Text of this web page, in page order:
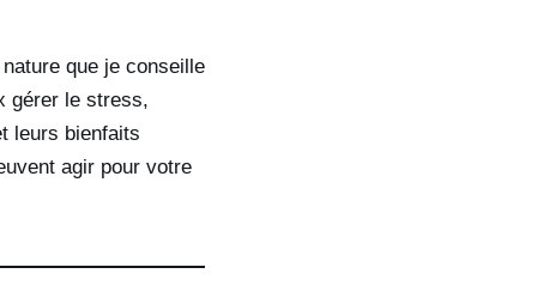
que je conseille
gérer le stress,
leurs bienfaits
agir pour votre